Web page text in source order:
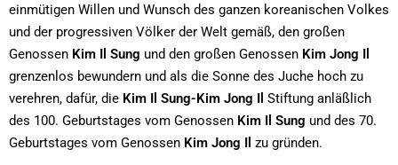
einmütigen Willen und Wunsch des ganzen koreanischen Volkes
und der progressiven Völker der Welt gemäß, den großen
Genossen Kim Il Sung und den großen Genossen Kim Jong Il
grenzenlos bewundern und als die Sonne des Juche hoch zu
verehren, dafür, die Kim Il Sung-Kim Jong Il Stiftung anläßlich
des 100. Geburtstages vom Genossen Kim Il Sung und des 70.
Geburtstages vom Genossen Kim Jong Il zu gründen.